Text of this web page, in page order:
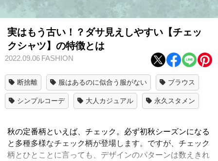
実はもう古い！？ダサ見えしやすい【チェッ
クシャツ】の特徴とは
2022.09.06 FASHION
断捨離 服はあるのに似合う服がない ブラウス
シンプルコーデ 大人カジュアル 永久スタメン
秋の定番柄といえば、チェック。必ず初秋シーズンになる
と多種多様なチェック柄が登場します。ですが、チェック
柄とひとことに言っても、デザインのパターンは数えきれ